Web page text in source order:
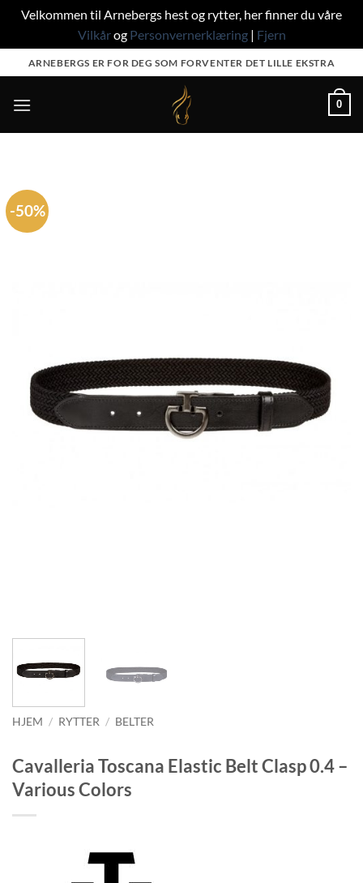
Velkommen til Arnebergs hest og rytter, her finner du våre
Vilkårog Personvernerklæring| Fjern
to
content
ARNEBERGS ER FOR DEG SOM FORVENTER DET LILLE EKSTRA
0
-50%
HJEM / RYTTER / BELTER
Cavalleria Toscana Elastic Belt Clasp 0.4 –
Various Colors